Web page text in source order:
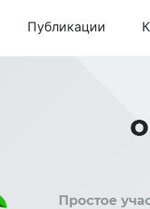
Публикации